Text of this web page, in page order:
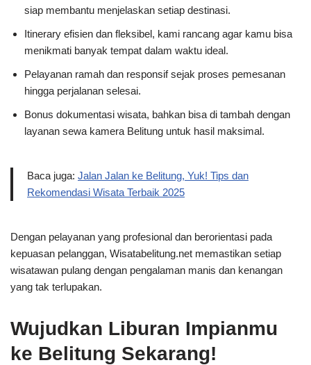
siap membantu menjelaskan setiap destinasi.
Itinerary efisien dan fleksibel, kami rancang agar kamu bisa
menikmati banyak tempat dalam waktu ideal.
Pelayanan ramah dan responsif sejak proses pemesanan
hingga perjalanan selesai.
Bonus dokumentasi wisata, bahkan bisa di tambah dengan
layanan sewa kamera Belitung untuk hasil maksimal.
Baca juga: Jalan Jalan ke Belitung, Yuk! Tips dan
Rekomendasi Wisata Terbaik 2025
Dengan pelayanan yang profesional dan berorientasi pada
kepuasan pelanggan, Wisatabelitung.net memastikan setiap
wisatawan pulang dengan pengalaman manis dan kenangan
yang tak terlupakan.
Wujudkan Liburan Impianmu
ke Belitung Sekarang!